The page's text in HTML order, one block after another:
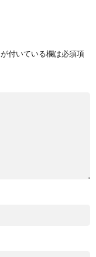
が付いている欄は必須項